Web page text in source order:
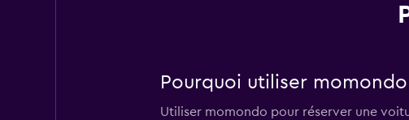
Pourquoi utiliser
Utiliser momondo pour réserver une